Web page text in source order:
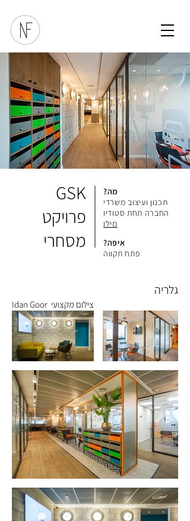
GSK
פרויקט
מסחרי
מה?
תכנון ועיצוב משרדי
החברה תחת סטודיו
מילו
איפה?
פתח תקווה
גלריה
צילום מקצועי Idan Goor